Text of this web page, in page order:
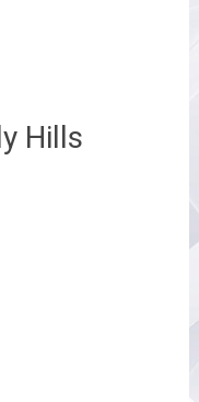
Hills